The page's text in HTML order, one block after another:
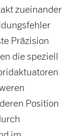
zueinander
Präzision
die speziell
Position